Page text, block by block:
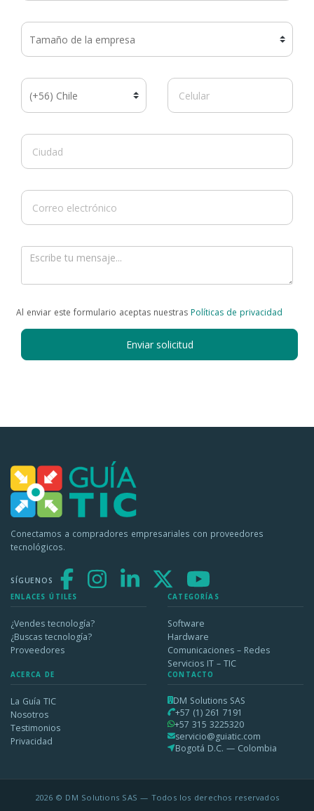
Al enviar este formulario aceptas nuestras Políticas de privacidad
Enviar solicitud
Conectamos a compradores empresariales con proveedores
tecnológicos.
SÍGUENOS
ENLACES ÚTILES
¿Vendes tecnología?
¿Buscas tecnología?
Proveedores
CATEGORÍAS
Software
Hardware
Comunicaciones – Redes
Servicios IT – TIC
ACERCA DE
La Guía TIC
Nosotros
Testimonios
Privacidad
CONTACTO
DM Solutions SAS
+57 (1) 261 7191
+57 315 3225320
servicio@guiatic.com
Bogotá D.C. — Colombia
2026 © DM Solutions SAS — Todos los derechos reservados